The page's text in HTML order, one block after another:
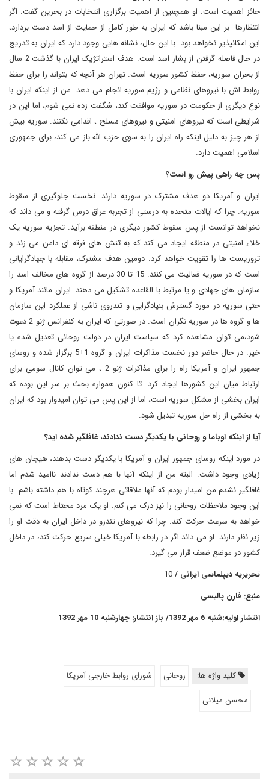
حائز اهمیت است. او همچنین از اهمیت برگزاری انتخابات در بحرین گفت. اگر
انتظارها بر این مبنا باشد که ایران به طور کامل از حمایت از اسد دست بردارد،
این امکانپذیر نخواهد بود. با این حال، نشانه هایی وجود دارد که ایران به تدریج
در حال فاصله گرفتن از بشار اسد است. هدف استراتژیک ایران با گذشت 2 سال
از بحران سوریه، حفظ کشور سوریه است. تهران هر آنچه که بتواند را برای حفظ
روابط اش با نیروهای نظامی و رژیم سوریه انجام می دهد. من از اینکه ایران با
نوع دیگری از حکومت در سوریه موافقت کند، شگفت زده نمی شوم، اما این در
شرایطی است که نیروهای امنیتی و نیروهای مسلح ، اقدامی نکنند. سوریه بیش
از هر چیز به دلیل اینکه راه ایران را به سوی حزب الله باز می کند، برای جمهوری
اسلامی اهمیت دارد.
پس چه راهی پیش رو است؟
ایران و آمریکا دو هدف مشترک در سوریه دارند. نخست جلوگیری از سقوط
سوریه. چرا که ایالات متحده به درستی از تجربه عراق درس گرفته و می داند که
نخواهد توانست از پس سقوط کشور دیگری در منطقه برآید. تجزیه سوریه یک
خلاء امنیتی در منطقه ایجاد می کند که به تنش های فرقه ای دامن می زند و
تروریست ها را تقویت خواهد کرد. دومین هدف مشترک، مقابله با جهادگرایانی
است که در سوریه فعالیت می کنند. 15 تا 30 درصد از گروه های مخالف اسد را
سازمان های جهادی و یا مرتبط با القاعده تشکیل می دهند. ایران مانند آمریکا و
حتی سوریه در مورد گسترش بنیادگرایی و تندروی ناشی از عملکرد این سازمان
ها و گروه ها در سوریه نگران است. در صورتی که ایران به کنفرانس ژنو 2 دعوت
شود،می توان مشاهده کرد که سیاست ایران در دولت روحانی تعدیل شده یا
خیر. در حال حاضر دور نخست مذاکرات ایران و گروه 1+5 برگزار شده و روسای
جمهور ایران و آمریکا راه را برای مذاکرات ژنو 2 ، می توان کانال سومی برای
ارتباط میان این کشورها ایجاد کرد. تا کنون همواره بحث بر سر این بوده که
ایران بخشی از مشکل سوریه است، اما از این پس می توان امیدوار بود که ایران
به بخشی از راه حل سوریه تبدیل شود.
آیا از اینکه اوباما و روحانی با یکدیگر دست ندادند، غافلگیر شده اید؟
در مورد اینکه روسای جمهور ایران و آمریکا با یکدیگر دست بدهند، هیجان های
زیادی وجود داشت. البته من از اینکه آنها با هم دست ندادند ناامید شدم اما
غافلگیر نشدم.من امیدار بودم که آنها ملاقاتی هرچند کوتاه با هم داشته باشم. با
این وجود ملاحظات روحانی را نیز درک می کنم. او یک مرد محتاط است که نمی
خواهد به سرعت حرکت کند. چرا که نیروهای تندرو در داخل ایران به دقت او را
زیر نظر دارند. او می داند اگر در رابطه با آمریکا خیلی سریع حرکت کند، در داخل
کشور در موضع ضعف قرار می گیرد.
تحریریه دیپلماسی ایرانی /10
منبع: فارن پالیسی
انتشار اولیه:شنبه 6 مهر 1392/ باز انتشار: چهارشنبه 10 مهر 1392
کلید واژه ها: روحانی
شورای روابط خارجی آمریکا
محسن میلانی